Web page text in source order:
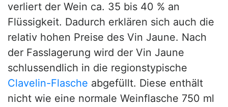
verliert der Wein ca. 35 bis 40 % an
Flüssigkeit. Dadurch erklären sich auch die
relativ hohen Preise des Vin Jaune. Nach
der Fasslagerung wird der Vin Jaune
schlussendlich in die regionstypische
Clavelin-Flasche abgefüllt. Diese enthält
nicht wie eine normale Weinflasche 750 ml